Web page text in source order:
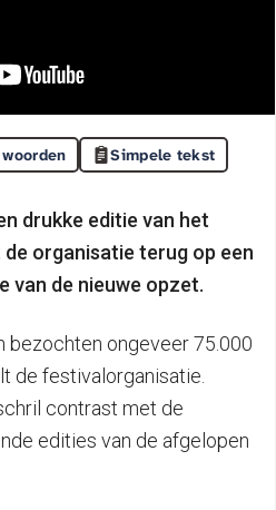
Simpele tekst
drukke editie van het
organisatie terug op een
van de nieuwe opzet.
bezochten ongeveer 75.000
de festivalorganisatie.
contrast met de
edities van de afgelopen